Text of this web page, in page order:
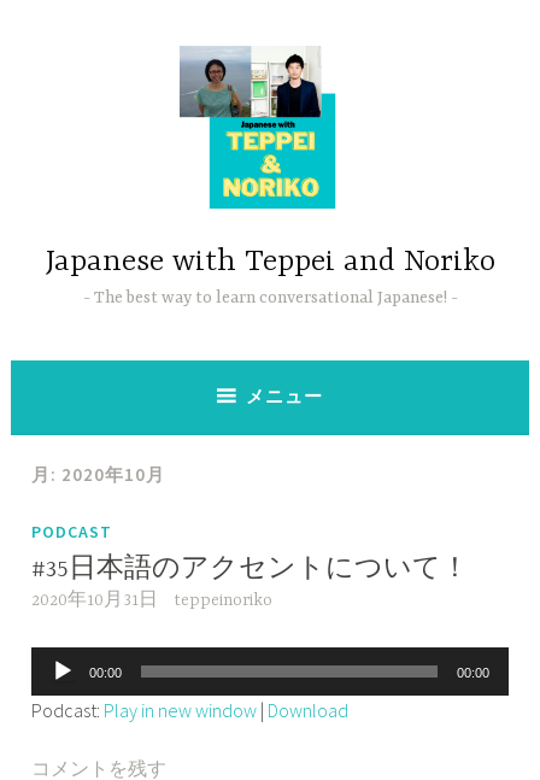
Japanese with Teppei and Noriko
The best way to learn conversational Japanese!
メニュー
月: 2020年10月
PODCAST
#35日本語のアクセントについて！
2020年10月31日 teppeinoriko
声
プ
00:00 00:00
Podcast: Play in new window | Download
コメントを残す